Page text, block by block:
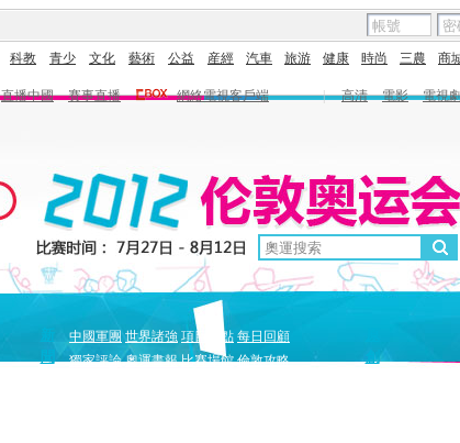
科教 青少 文化 藝術 公益 産經 汽車 旅游 健康 時尚 三農 商
直播中國 賽事直播 網絡電視客戶端 | 高清 電影
電視
中國軍團 世界諸強 項目盤點 每日回顧
獨家評論 奧運畫報 比賽場館 倫敦攻略
創